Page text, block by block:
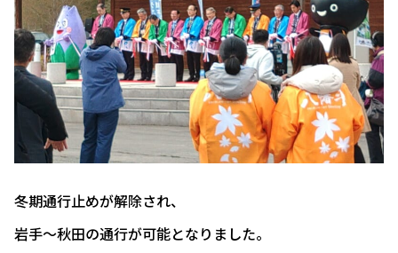
冬期通行止めが解除され、
岩手～秋田の通行が可能となりました。